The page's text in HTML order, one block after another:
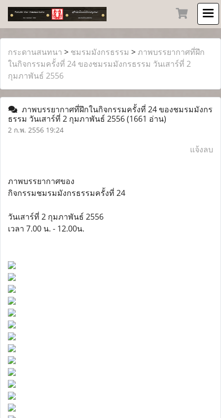
กระดานสนทนา > ชมรมมังกรธรรม >ภาพบรรยากาศที่ฝึก
ในกิจกรรมครั้งที่ 24 ของชมรมมังกรธรรม วันเสาร์ที่ 2
กุมภาพันธ์ 2556
ภาพบรรยากาศที่ฝึกในกิจกรรมครั้งที่ 24 ของชมรมมังกร
ธรรม วันเสาร์ที่ 2 กุมภาพันธ์ 2556(1661 อ่าน)
2 ก.พ. 2556 19:24
แจ้งลบ
ภาพบรรยากาศของ
กิจกรรมชมรมมังกรธรรมครั้งที่ 24
วันเสาร์ที่ 2 กุมภาพันธ์ 2556
เวลา 7.00 น. - 12.00น.